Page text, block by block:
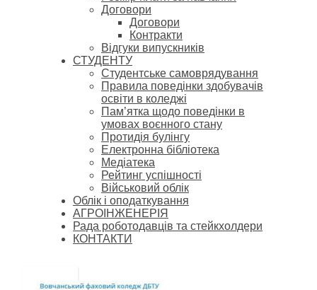
Договори
Договори
Контракти
Відгуки випускників
СТУДЕНТУ
Cтудентське самоврядування
Правила поведінки здобувачів
освіти в коледжі
Пам’ятка щодо поведінки в
умовах воєнного стану
Протидія булінгу
Електронна бібліотека
Медіатека
Рейтинг успішності
Військовий облік
Облік і оподаткування
АГРОІНЖЕНЕРІЯ
Рада роботодавців та стейкхолдери
КОНТАКТИ